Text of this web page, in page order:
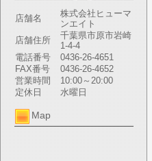
店舗名
株式会社ヒューマ
ンエイト
店舗住所
千葉県市原市岩崎
1-4-4
電話番号
0436-26-4651
FAX番号
0436-26-4652
営業時間
10:00～20:00
定休日
水曜日
Map